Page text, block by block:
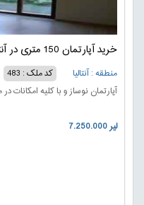
خرید آپارتمان 150 متری در آنتالیا کنیالتی محله اونجالی
منطقه : آنتالیا
کد ملک : 483
آپارتمان نوساز و با کلیه
7.250.000 لیر